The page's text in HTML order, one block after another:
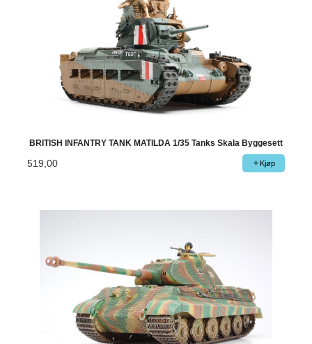
BRITISH INFANTRY TANK MATILDA 1/35 Tanks Skala Byggesett
519,00 Kjøp